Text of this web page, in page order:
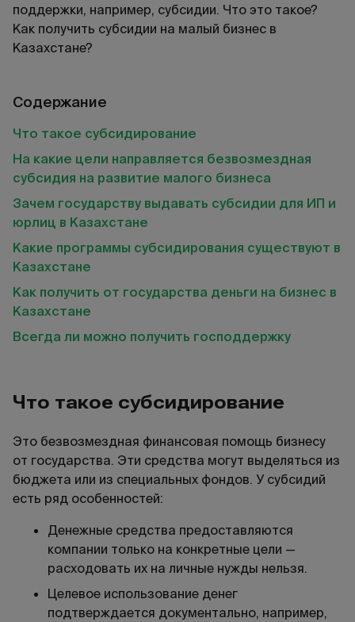
поддержки, например, субсидии. Что это такое?
Как получить субсидии на малый бизнес в
Казахстане?
Содержание
Что такое субсидирование
На какие цели направляется безвозмездная
субсидия на развитие малого бизнеса
Зачем государству выдавать субсидии для ИП и
юрлиц в Казахстане
Какие программы субсидирования существуют в
Казахстане
Как получить от государства деньги на бизнес в
Казахстане
Всегда ли можно получить господдержку
Что такое субсидирование
Это безвозмездная финансовая помощь бизнесу
от государства. Эти средства могут выделяться из
бюджета или из специальных фондов. У субсидий
есть ряд особенностей:
Денежные средства предоставляются
компании только на конкретные цели —
расходовать их на личные нужды нельзя.
Целевое использование денег
подтверждается документально, например,